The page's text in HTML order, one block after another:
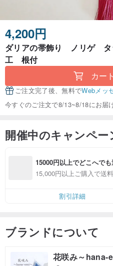
4,200円
ダリアの帯飾り ノリゲ
工 根付
カー
ご注文完了後、無料でWebメッ
今すぐのご注文で8/13~8/18にお届
開催中のキャンペー
15000円以上でどこへで
料（通常発送）
15,000円以上ご購入で送
割引詳細
ブランドについて
花咲み～hana-